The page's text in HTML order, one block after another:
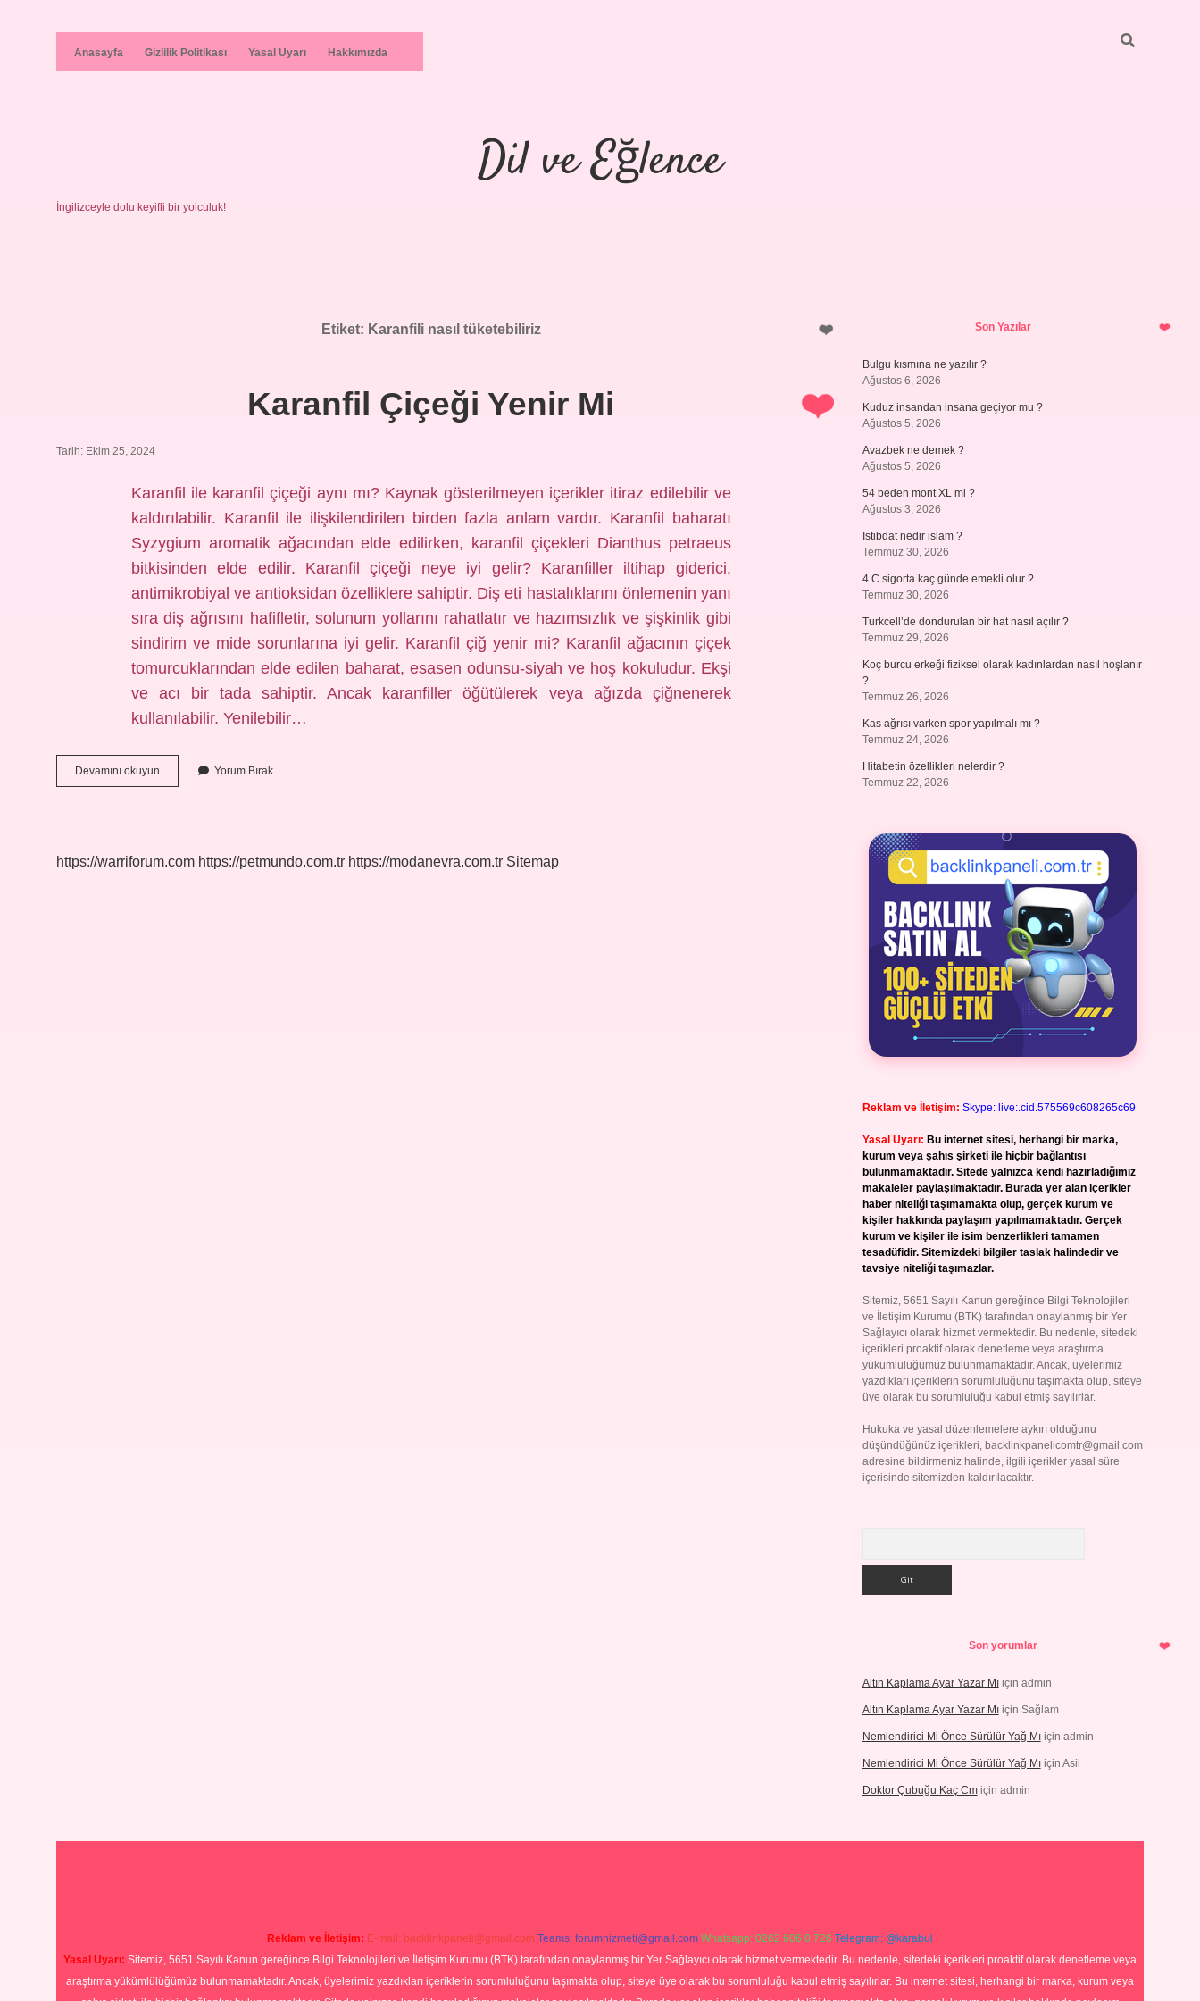
Anasayfa Gizlilik Politikası Yasal Uyarı Hakkımızda
Dil ve Eğlence
İngilizceyle dolu keyifli bir yolculuk!
Etiket: Karanfili nasıl tüketebiliriz
Karanfil Çiçeği Yenir Mi
Tarih: Ekim 25, 2024
Karanfil ile karanfil çiçeği aynı mı? Kaynak gösterilmeyen içerikler itiraz edilebilir ve
kaldırılabilir. Karanfil ile ilişkilendirilen birden fazla anlam vardır. Karanfil baharatı
Syzygium aromatik ağacından elde edilirken, karanfil çiçekleri Dianthus petraeus
bitkisinden elde edilir. Karanfil çiçeği neye iyi gelir? Karanfiller iltihap giderici,
antimikrobiyal ve antioksidan özelliklere sahiptir. Diş eti hastalıklarını önlemenin yanı
sıra diş ağrısını hafifletir, solunum yollarını rahatlatır ve hazımsızlık ve şişkinlik gibi
sindirim ve mide sorunlarına iyi gelir. Karanfil çiğ yenir mi? Karanfil ağacının çiçek
tomurcuklarından elde edilen baharat, esasen odunsu-siyah ve hoş kokuludur. Ekşi
ve acı bir tada sahiptir. Ancak karanfiller öğütülerek veya ağızda çiğnenerek
kullanılabilir. Yenilebilir…
Devamını okuyun
Çiçeği
Yorum Bırak
https://warriforum.com https://petmundo.com.tr https://modanevra.com.tr Sitemap
SidebarSon Yazılar
Bulgu kısmına ne yazılır ?
Ağustos 6, 2026
Kuduz insandan insana geçiyor mu ?
Ağustos 5, 2026
Avazbek ne demek ?
Ağustos 5, 2026
54 beden mont XL mi ?
Ağustos 3, 2026
Istibdat nedir islam ?
Temmuz 30, 2026
4 C sigorta kaç günde emekli olur ?
Temmuz 30, 2026
Turkcell’de dondurulan bir hat nasıl açılır ?
Temmuz 29, 2026
Koç burcu erkeği fiziksel olarak kadınlardan nasıl hoşlanır
?
Temmuz 26, 2026
Kas ağrısı varken spor yapılmalı mı ?
Temmuz 24, 2026
Hitabetin özellikleri nelerdir ?
Temmuz 22, 2026
Reklam ve İletişim: Skype: live:.cid.575569c608265c69
Yasal Uyarı: Bu internet sitesi, herhangi bir marka,
kurum veya şahıs şirketi ile hiçbir bağlantısı
bulunmamaktadır. Sitede yalnızca kendi hazırladığımız
makaleler paylaşılmaktadır. Burada yer alan içerikler
haber niteliği taşımamakta olup, gerçek kurum ve
kişiler hakkında paylaşım yapılmamaktadır. Gerçek
kurum ve kişiler ile isim benzerlikleri tamamen
tesadüfidir. Sitemizdeki bilgiler taslak halindedir ve
tavsiye niteliği taşımazlar.
Sitemiz, 5651 Sayılı Kanun gereğince Bilgi Teknolojileri
ve İletişim Kurumu (BTK) tarafından onaylanmış bir Yer
Sağlayıcı olarak hizmet vermektedir. Bu nedenle, sitedeki
içerikleri proaktif olarak denetleme veya araştırma
yükümlülüğümüz bulunmamaktadır. Ancak, üyelerimiz
yazdıkları içeriklerin sorumluluğunu taşımakta olup, siteye
üye olarak bu sorumluluğu kabul etmiş sayılırlar.
Hukuka ve yasal düzenlemelere aykırı olduğunu
düşündüğünüz içerikleri, backlinkpanelicomtr@gmail.com
adresine bildirmeniz halinde, ilgili içerikler yasal süre
içerisinde sitemizden kaldırılacaktır.
Son yorumlar
Altın Kaplama Ayar Yazar Mıiçin admin
Altın Kaplama Ayar Yazar Mıiçin Sağlam
Nemlendirici Mi Önce Sürülür Yağ Mıiçin admin
Nemlendirici Mi Önce Sürülür Yağ Mıiçin Asil
Doktor Çubuğu Kaç Cmiçin admin
Reklam ve İletişim: E-mail: backlinkpaneli@gmail.com Teams: forumhizmeti@gmail.com Whatsapp: 0262 606 0 726 Telegram: @karabul
Yasal Uyarı: Sitemiz, 5651 Sayılı Kanun gereğince Bilgi Teknolojileri ve İletişim Kurumu (BTK) tarafından onaylanmış bir Yer Sağlayıcı olarak hizmet vermektedir. Bu nedenle, sitedeki içerikleri proaktif olarak denetleme veya
araştırma yükümlülüğümüz bulunmamaktadır. Ancak, üyelerimiz yazdıkları içeriklerin sorumluluğunu taşımakta olup, siteye üye olarak bu sorumluluğu kabul etmiş sayılırlar. Bu internet sitesi, herhangi bir marka, kurum veya